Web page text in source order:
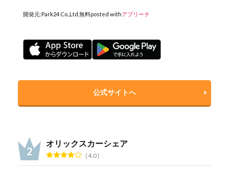
開発元:Park24 Co.,Ltd. 無料posted withアプリーチ
公式サイトへ
オリックスカーシェア
4.0